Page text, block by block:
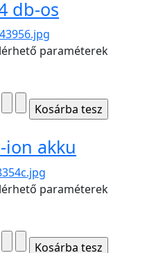
db-os
paraméterek
ion akku
paraméterek